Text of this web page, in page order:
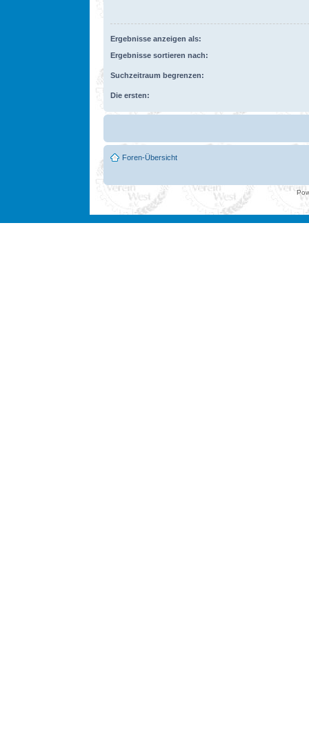
Ergebnisse anzeigen als:
Ergebnisse sortieren nach:
Suchzeitraum begrenzen:
Die ersten:
Foren-Übersicht